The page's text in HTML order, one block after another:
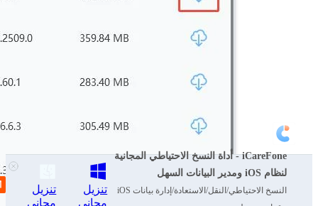
iCareFone - أداة النسخ الاحتياطي المجانية
لنظام iOS ومدير البيانات السهل
النسخ الاحتياطي/النقل/الاستعادة/إدارة بيانات iOS
تنزيل
مجاني
تنزيل
مجاني